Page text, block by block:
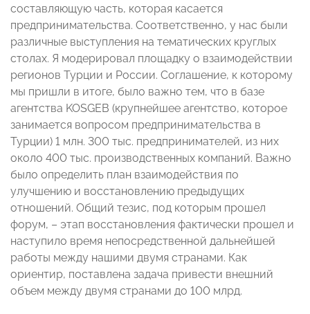
составляющую часть, которая касается
предпринимательства. Соответственно, у нас были
различные выступления на тематических круглых
столах. Я модерировал площадку о взаимодействии
регионов Турции и России. Соглашение, к которому
мы пришли в итоге, было важно тем, что в базе
агентства KOSGEB (крупнейшее агентство, которое
занимается вопросом предпринимательства в
Турции) 1 млн. 300 тыс. предпринимателей, из них
около 400 тыс. производственных компаний. Важно
было определить план взаимодействия по
улучшению и восстановлению предыдущих
отношений. Общий тезис, под которым прошел
форум, – этап восстановления фактически прошел и
наступило время непосредственной дальнейшей
работы между нашими двумя странами. Как
ориентир, поставлена задача привести внешний
объем между двумя странами до 100 млрд.